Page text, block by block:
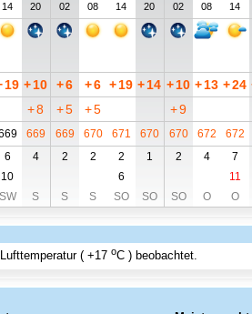
14 20 02 08 14 20 02 08 14
19 +10 +6 +6 +19 +14 +10 +13 +24
+8 +5 +5 +9
669 669 670 671 670 670 672 672
6 4 2 2 2 1 2 4 7
10 6 11
SW S S S SO SO SO O O
(+17 oC ) beobachtet.